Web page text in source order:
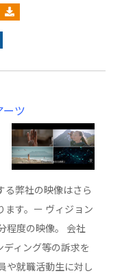
ーツ
る弊社の映像はさら
ます。ー ヴィジョン
程度の映像。 会社
ディング等の訴求を
や就職活動生に対し